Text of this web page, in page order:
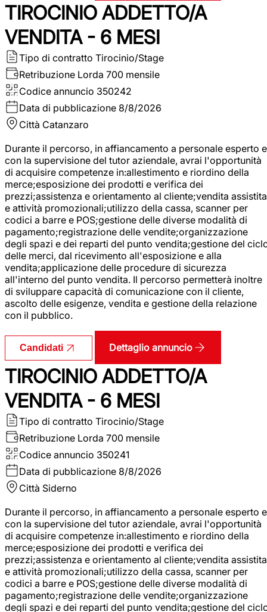
TIROCINIO ADDETTO/A
VENDITA - 6 MESI
Tipo di contratto Tirocinio/Stage
Retribuzione Lorda 700 mensile
Codice annuncio 350242
Data di pubblicazione 8/8/2026
Città Catanzaro
Durante il percorso, in affiancamento a personale esperto e
con la supervisione del tutor aziendale, avrai l'opportunità
di acquisire competenze in:allestimento e riordino della
merce;esposizione dei prodotti e verifica dei
prezzi;assistenza e orientamento al cliente;vendita assistita
e attività promozionali;utilizzo della cassa, scanner per
codici a barre e POS;gestione delle diverse modalità di
pagamento;registrazione delle vendite;organizzazione
degli spazi e dei reparti del punto vendita;gestione del
delle merci, dal ricevimento all'esposizione e alla
vendita;applicazione delle procedure di sicurezza
all'interno del punto vendita. Il percorso permetterà inoltre
di sviluppare capacità di comunicazione con il cliente,
ascolto delle esigenze, vendita e gestione della relazione
con il pubblico.
Candidati Dettaglio annuncio
TIROCINIO ADDETTO/A
VENDITA - 6 MESI
Tipo di contratto Tirocinio/Stage
Retribuzione Lorda 700 mensile
Codice annuncio 350241
Data di pubblicazione 8/8/2026
Città Siderno
Durante il percorso, in affiancamento a personale esperto e
con la supervisione del tutor aziendale, avrai l'opportunità
di acquisire competenze in:allestimento e riordino della
merce;esposizione dei prodotti e verifica dei
prezzi;assistenza e orientamento al cliente;vendita assistita
e attività promozionali;utilizzo della cassa, scanner per
codici a barre e POS;gestione delle diverse modalità di
pagamento;registrazione delle vendite;organizzazione
degli spazi e dei reparti del punto vendita;gestione del